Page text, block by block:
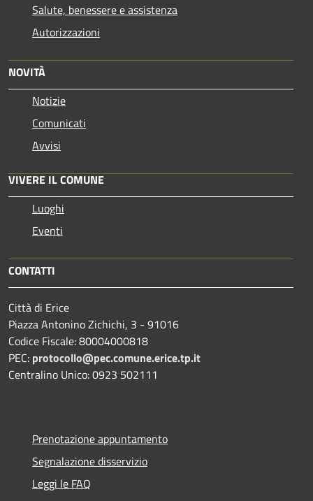
Salute, benessere e assistenza
Autorizzazioni
NOVITÀ
Notizie
Comunicati
Avvisi
VIVERE IL COMUNE
Luoghi
Eventi
CONTATTI
Città di Erice
Piazza Antonino Zichichi, 3 - 91016
Codice Fiscale: 80004000818
PEC: protocollo@pec.comune.erice.tp.it
Centralino Unico: 0923 502111
Prenotazione appuntamento
Segnalazione disservizio
Leggi le FAQ